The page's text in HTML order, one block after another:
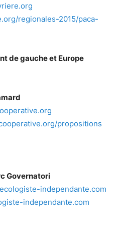
regionales-2015/paca-
de gauche et Europe
propositions
Governatori
independante.com
independante.com